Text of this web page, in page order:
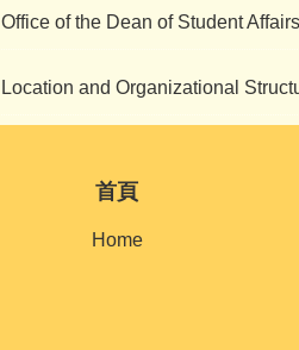
Office of the Dean of Student Affairs
Location and Organizational
首頁
Home